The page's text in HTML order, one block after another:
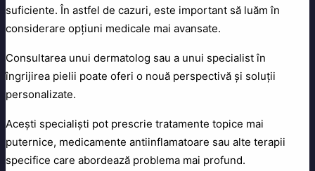
suficiente. În astfel de cazuri, este important să luăm în
considerare opțiuni medicale mai avansate.
Consultarea unui dermatolog sau a unui specialist în
îngrijirea pielii poate oferi o nouă perspectivă și soluții
personalizate.
Acești specialiști pot prescrie tratamente topice mai
puternice, medicamente antiinflamatoare sau alte terapii
specifice care abordează problema mai profund.